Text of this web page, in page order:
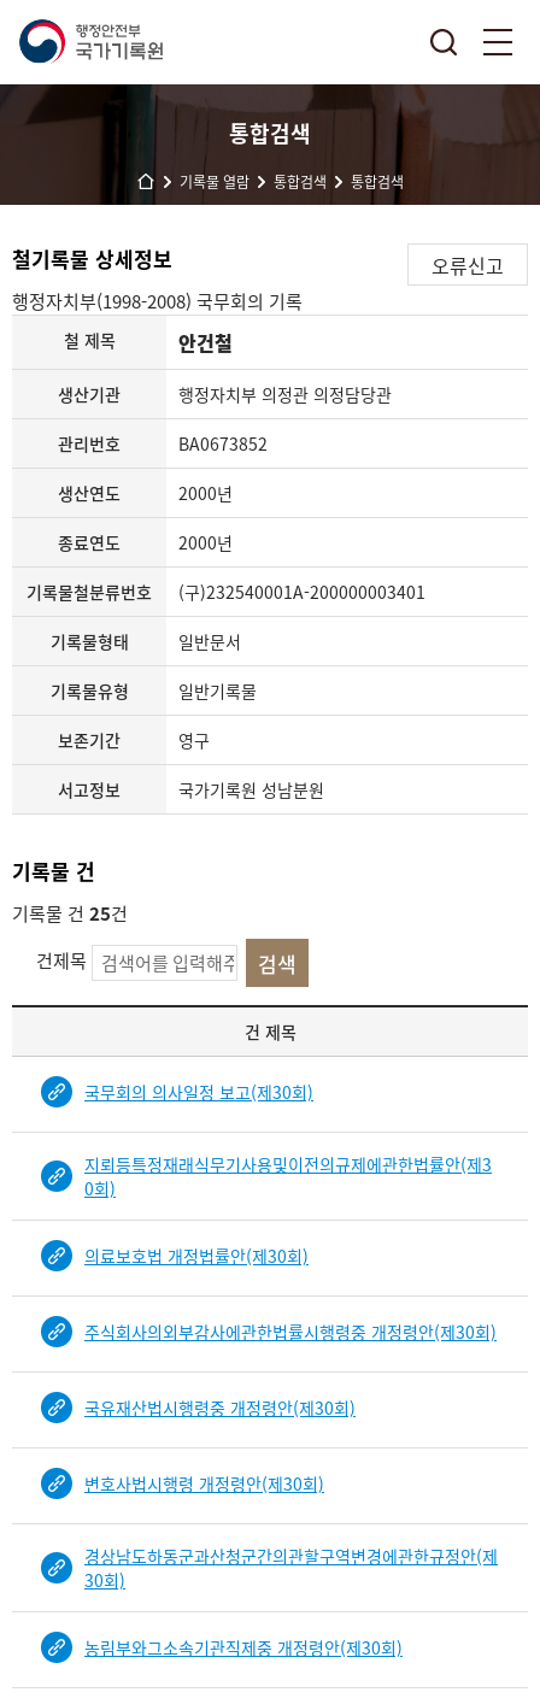
통합검색
기록물 열람 통합검색 통합검색
철기록물 상세정보 오류신고
행정자치부(1998-2008) 국무회의 기록
철 제목 안건철
생산기관 행정자치부 의정관 의정담당관
관리번호 BA0673852
생산연도 2000년
종료연도 2000년
기록물철분류번호 (구)232540001A-200000003401
기록물형태 일반문서
기록물유형 일반기록물
보존기간 영구
서고정보 국가기록원 성남분원
기록물 건
기록물 건 25건
건제목
목
목
여
표
n
건 제목
국무회의 의사일정 보고(제30회)
지뢰등특정재래식무기사용및이전의규제에관한법률안(제3
0회)
의료보호법 개정법률안(제30회)
주식회사의외부감사에관한법률시행령중 개정령안(제30회)
국유재산법시행령중 개정령안(제30회)
변호사법시행령 개정령안(제30회)
경상남도하동군과산청군간의관할구역변경에관한규정안(제
30회)
농림부와그소속기관직제중 개정령안(제30회)